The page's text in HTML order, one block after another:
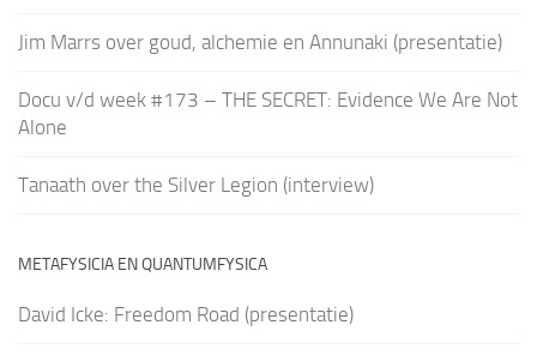
Jim Marrs over goud, alchemie en Annunaki (presentatie)
Docu v/d week #173 – THE SECRET: Evidence We Are Not
Alone
Tanaath over the Silver Legion (interview)
METAFYSICIA EN QUANTUMFYSICA
David Icke: Freedom Road (presentatie)